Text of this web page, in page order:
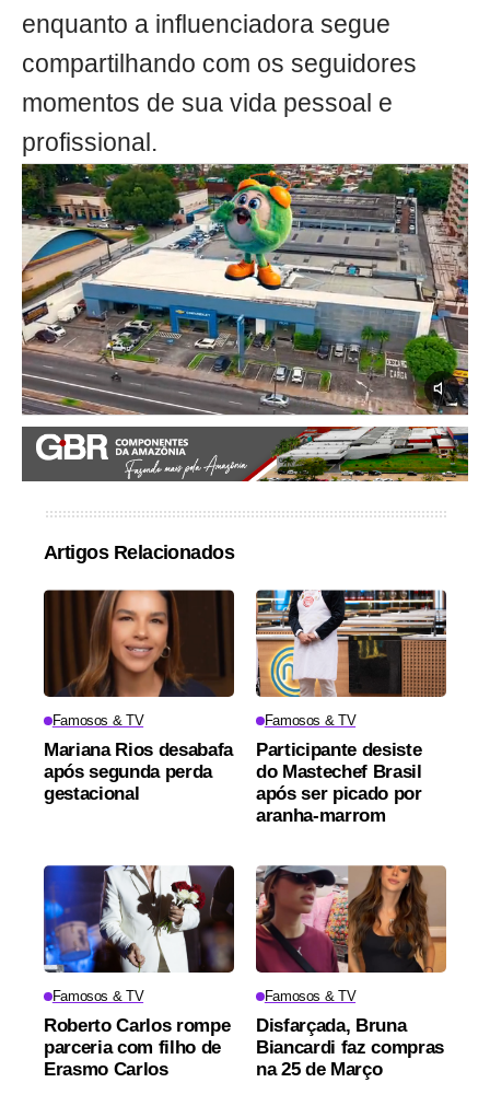
enquanto a influenciadora segue
compartilhando com os seguidores
momentos de sua vida pessoal e
profissional.
Artigos Relacionados
Famosos & TV
Mariana Rios desabafa
após segunda perda
gestacional
Famosos & TV
Participante desiste
do Mastechef Brasil
após ser picado por
aranha-marrom
Famosos & TV
Roberto Carlos rompe
parceria com filho de
Erasmo Carlos
Famosos & TV
Disfarçada, Bruna
Biancardi faz compras
na 25 de Março